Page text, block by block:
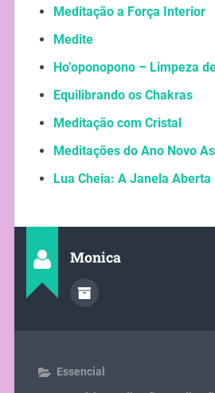
Meditação a Força Interior
Medite
Ho’oponopono – Limpeza
Equilibrando os Chakras
Meditação com Cristal
Meditações do Ano Novo
Lua Cheia: A Janela Aberta
Monica
Essencial